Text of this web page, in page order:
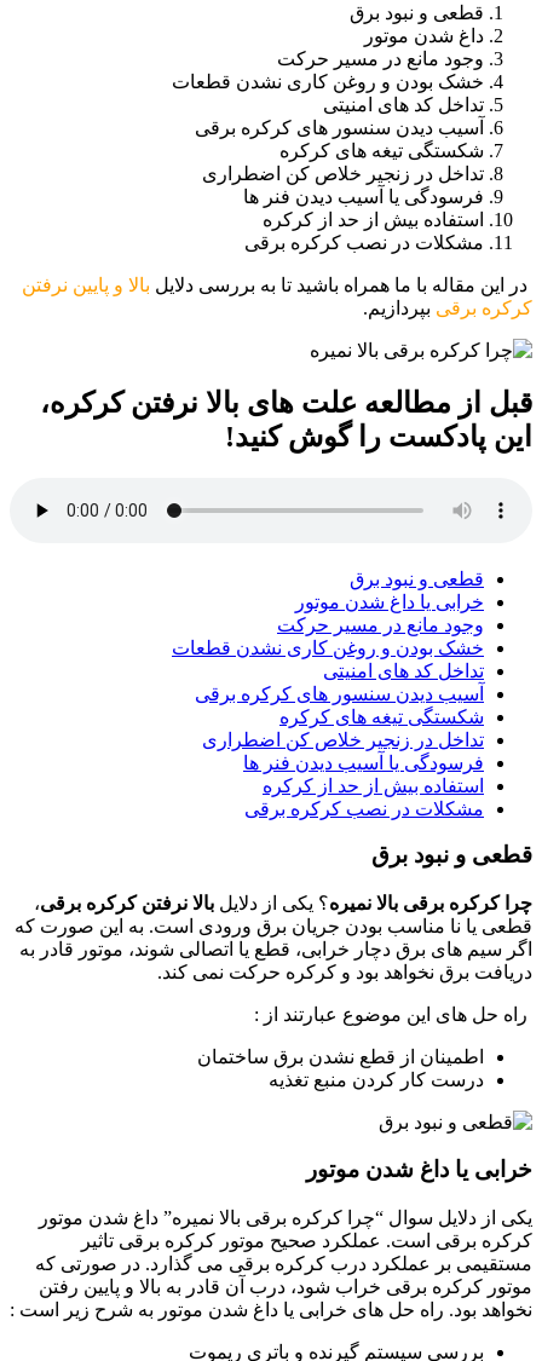
قطعی و نبود برق
داغ شدن موتور
وجود مانع در مسیر حرکت
خشک بودن و روغن کاری نشدن قطعات
تداخل کد های امنیتی
آسیب دیدن سنسور های کرکره برقی
شکستگی تیغه های کرکره
تداخل در زنجیر خلاص کن اضطراری
فرسودگی یا آسیب دیدن فنر ها
استفاده بیش از حد از کرکره
مشکلات در نصب کرکره برقی
در این مقاله با ما همراه باشید تا به بررسی دلایل بالا و پایین نرفتن
کرکره برقی بپردازیم.
قبل از مطالعه علت های بالا نرفتن کرکره،
این پادکست را گوش کنید!
قطعی و نبود برق
خرابی یا داغ شدن موتور
وجود مانع در مسیر حرکت
خشک بودن و روغن کاری نشدن قطعات
تداخل کد های امنیتی
آسیب دیدن سنسور های کرکره برقی
شکستگی تیغه های کرکره
تداخل در زنجیر خلاص کن اضطراری
فرسودگی یا آسیب دیدن فنر ها
استفاده بیش از حد از کرکره
مشکلات در نصب کرکره برقی
قطعی و نبود برق
چرا کرکره برقی بالا نمیره؟ یکی از دلایل بالا نرفتن کرکره برقی،
قطعی یا نا مناسب بودن جریان برق ورودی است. به این صورت که
اگر سیم های برق دچار خرابی، قطع یا اتصالی شوند، موتور قادر به
دریافت برق نخواهد بود و کرکره حرکت نمی کند.
راه حل های این موضوع عبارتند از :
اطمینان از قطع نشدن برق ساختمان
درست کار کردن منبع تغذیه
خرابی یا داغ شدن موتور
یکی از دلایل سوال “چرا کرکره برقی بالا نمیره” داغ شدن موتور
کرکره برقی است. عملکرد صحیح موتور کرکره برقی تاثیر
مستقیمی بر عملکرد درب کرکره برقی می گذارد. در صورتی که
موتور کرکره برقی خراب شود، درب آن قادر به بالا و پایین رفتن
نخواهد بود. راه حل های خرابی یا داغ شدن موتور به شرح زیر است :
بررسی سیستم گیرنده و باتری ریموت